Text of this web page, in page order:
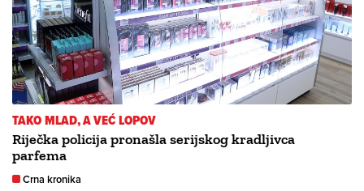
TAKO MLAD, A VEĆ LOPOV
Riječka policija pronašla serijskog kradljivca
parfema
Crna kronika